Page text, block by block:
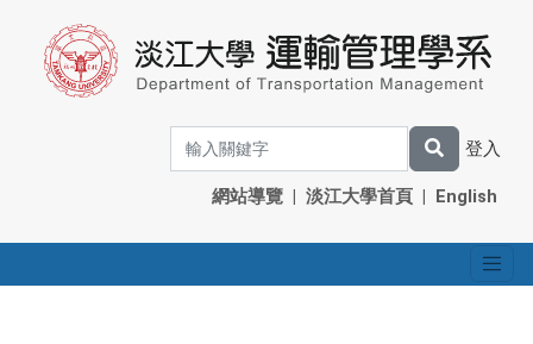
登入
網站導覽 | 淡江大學首頁 | English